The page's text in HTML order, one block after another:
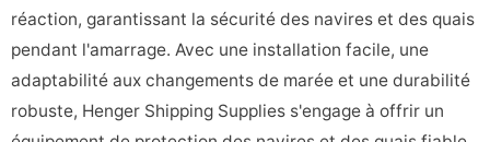
réaction, garantissant la sécurité des navires et des quais
pendant l'amarrage. Avec une installation facile, une
adaptabilité aux changements de marée et une durabilité
robuste, Henger Shipping Supplies s'engage à offrir un